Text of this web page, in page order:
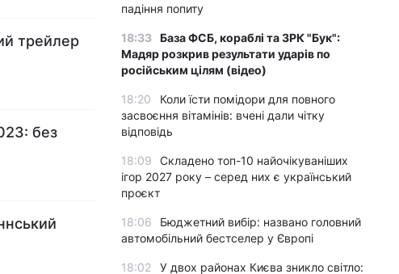
трейлер
без
падіння попиту
18:33 База ФСБ, кораблі та ЗРК "Бук":
Мадяр розкрив результати ударів по
російським цілям (відео)
18:20
Коли їсти помідори для повного
засвоєння вітамінів: вчені дали чітку
відповідь
18:09
Складено топ-10 найочікуваніших
ігор 2027 року – серед них є український
проєкт
18:06
Бюджетний вибір: названо головний
автомобільний бестселер у Європі
18:02 У двох районах Києва зникло світло: